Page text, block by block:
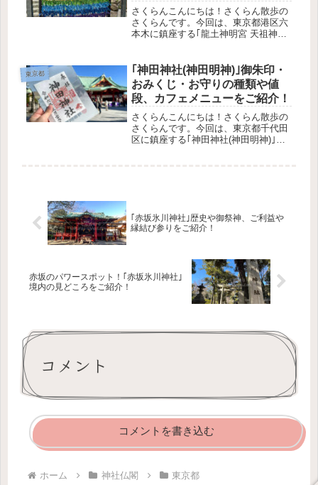
値段、境内の様子をご紹介！
さくらんこんにちは！さくらん散歩の
さくらんです。今回は、東京都港区六
本木に鎮座する｢龍土神明宮 天祖神社｣
の参考になれば幸いです。さくらんそ
れでは、いってみましょ〜！｢龍土...
東京都
｢神田神社(神田明神)｣御朱印・
おみくじ・お守りの種類や値
段、カフェメニューをご紹介！
さくらんこんにちは！さくらん散歩の
さくらんです。今回は、東京都千代田
区に鎮座する｢神田神社(神田明神)｣の
｢赤坂氷川神社｣歴史や御祭神、ご利益や
縁結び参りをご紹介！
赤坂のパワースポット！｢赤坂氷川神社｣
境内の見どころをご紹介！
コメント
コメントを書き込む
ホーム 神社仏閣 東京都